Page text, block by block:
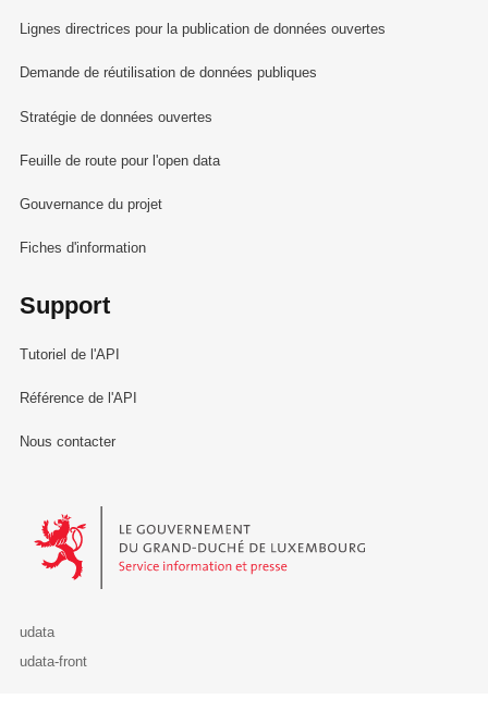
Lignes directrices pour la publication de données ouvertes
Demande de réutilisation de données publiques
Stratégie de données ouvertes
Feuille de route pour l'open data
Gouvernance du projet
Fiches d'information
Support
Tutoriel de l'API
Référence de l'API
Nous contacter
Le Gouvernement du Grand-Duché de Luxembourg - Service
udata
udata-front